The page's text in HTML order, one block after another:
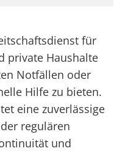
für
private Haushalte
Notfällen oder
Hilfe zu bieten.
eine zuverlässige
regulären
und